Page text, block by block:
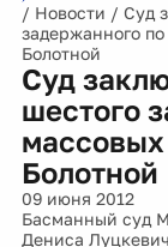
/ Новости / Суд
задержанного
Болотной
Суд
шестого
Болотной
09 июня 2012
Басманный суд
Дениса